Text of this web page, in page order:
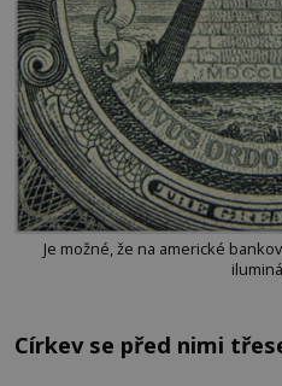
Je možné, že na americké
Církev se před nimi